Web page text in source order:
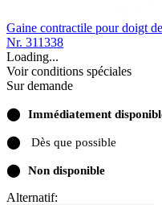
Gaine contractile pour doigt
Nr. 311338
Loading...
Voir conditions spéciales
Sur demande
⬤ Immédiatement
⬤ Dès que possible
⬤ Non disponible
Alternatif: